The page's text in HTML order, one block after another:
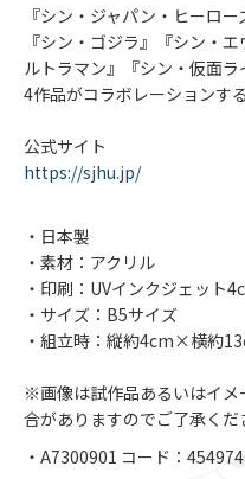
『シン・ジャパン・ヒーロ
『シン・ゴジラ』『シン・
ルトラマン』『シン・仮面
4作品がコラボレーションす
公式サイト
https://sjhu.jp/
・日本製
・素材：アクリル
・印刷：UVインクジェット
・サイズ：B5サイズ
・組立時：縦約4cm×横約
※画像は試作品あるいはイメ
合がありますのでご了承くだ
・A7300901 コード：